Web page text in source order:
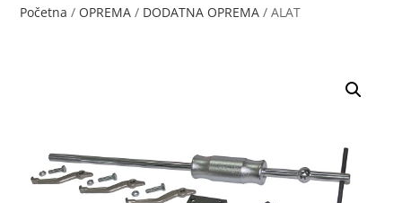
Početna / OPREMA / DODATNA OPREMA / ALAT